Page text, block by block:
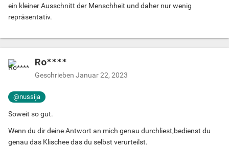
ein kleiner Ausschnitt der Menschheit und daher nur wenig
repräsentativ.
Ro****
Geschrieben Januar 22, 2023
@nussija
Soweit so gut.
Wenn du dir deine Antwort an mich genau durchliest,bedienst du
genau das Klischee das du selbst verurteilst.